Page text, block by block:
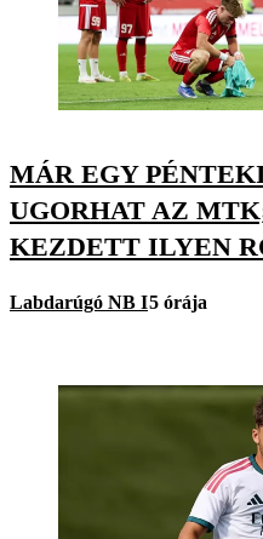
MÁR EGY
UGORHAT AZ
KEZDETT ILYEN
Labdarúgó NB I5 órája